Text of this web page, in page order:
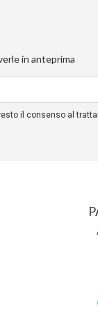
in anteprima
il consenso al